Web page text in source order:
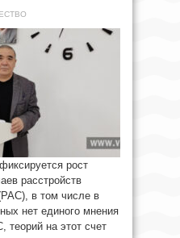
рост
расстройств
в том числе в
нет единого мнения
теорий на этот счет